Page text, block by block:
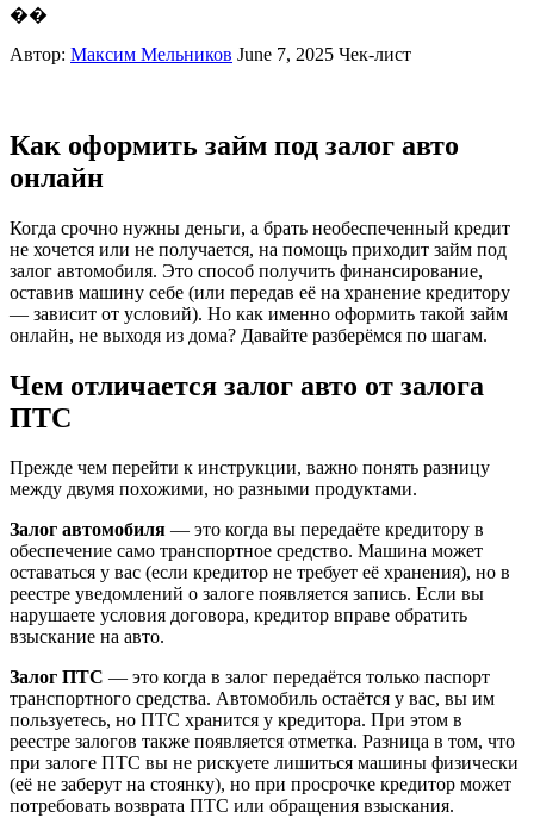
��
Автор: Максим Мельников June 7, 2025 Чек-лист
Как оформить займ под залог авто
онлайн
Когда срочно нужны деньги, а брать необеспеченный кредит
не хочется или не получается, на помощь приходит займ под
залог автомобиля. Это способ получить финансирование,
оставив машину себе (или передав её на хранение кредитору
— зависит от условий). Но как именно оформить такой займ
онлайн, не выходя из дома? Давайте разберёмся по шагам.
Чем отличается залог авто от залога
ПТС
Прежде чем перейти к инструкции, важно понять разницу
между двумя похожими, но разными продуктами.
Залог автомобиля — это когда вы передаёте кредитору в
обеспечение само транспортное средство. Машина может
оставаться у вас (если кредитор не требует её хранения), но в
реестре уведомлений о залоге появляется запись. Если вы
нарушаете условия договора, кредитор вправе обратить
взыскание на авто.
Залог ПТС — это когда в залог передаётся только паспорт
транспортного средства. Автомобиль остаётся у вас, вы им
пользуетесь, но ПТС хранится у кредитора. При этом в
реестре залогов также появляется отметка. Разница в том, что
при залоге ПТС вы не рискуете лишиться машины физически
(её не заберут на стоянку), но при просрочке кредитор может
потребовать возврата ПТС или обращения взыскания.